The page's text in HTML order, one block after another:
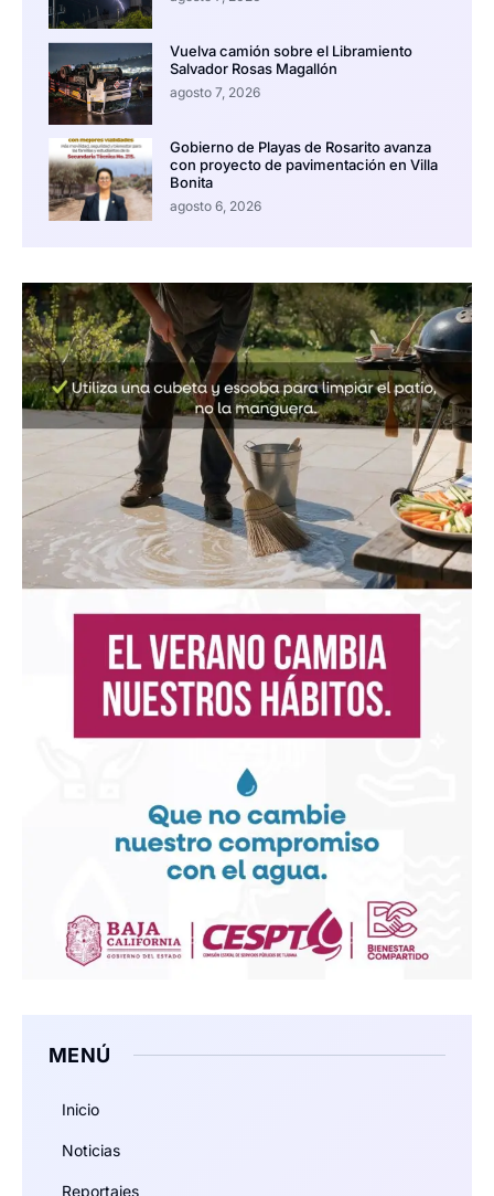
Vuelva camión sobre el Libramiento
Salvador Rosas Magallón
agosto 7, 2026
Gobierno de Playas de Rosarito avanza
con proyecto de pavimentación en Villa
Bonita
agosto 6, 2026
MENÚ
Inicio
Noticias
Reportajes